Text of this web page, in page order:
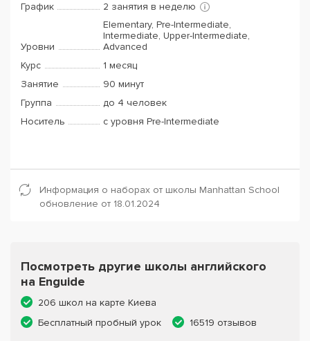
График
2 занятия в неделю
Уровни
Elementary, Pre-Intermediate,
Intermediate, Upper-Intermediate,
Advanced
Курс
1 месяц
Занятие
90 минут
Группа
до 4 человек
Носитель
с уровня Pre-Intermediate
Информация о наборах от школы Manhattan School
обновление от 18.01.2024
Посмотреть другие школы английского
на Enguide
206 школ на карте Киева
Бесплатный пробный урок
16519 отзывов